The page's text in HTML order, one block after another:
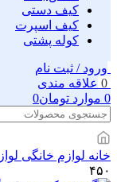
کیف دستی
کیف اسپرت
کوله پشتی
ورود / ثبت نام
0 علاقه مندی
0 موارد تومان0
خانه لوازم خانگی
۴۵۰